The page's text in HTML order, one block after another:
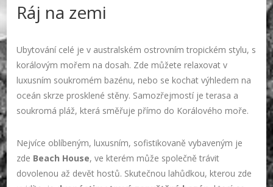
Ráj na zemi
Ubytování celé je v australském ostrovním tropickém stylu, s
korálovým mořem na dosah. Zde můžete relaxovat v
luxusním soukromém bazénu, nebo se kochat výhledem na
oceán skrze prosklené stěny. Samozřejmostí je terasa a
soukromá pláž, která směřuje přímo do Korálového moře.
Nejvíce oblíbeným, luxusním, sofistikovaně vybaveným je
zde Beach House, ve kterém může společně trávit
dovolenou až devět hostů. Skutečnou lahůdkou, kterou zde